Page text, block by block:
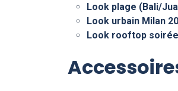
Look plage (Bali/
Look urbain Milan
Look rooftop